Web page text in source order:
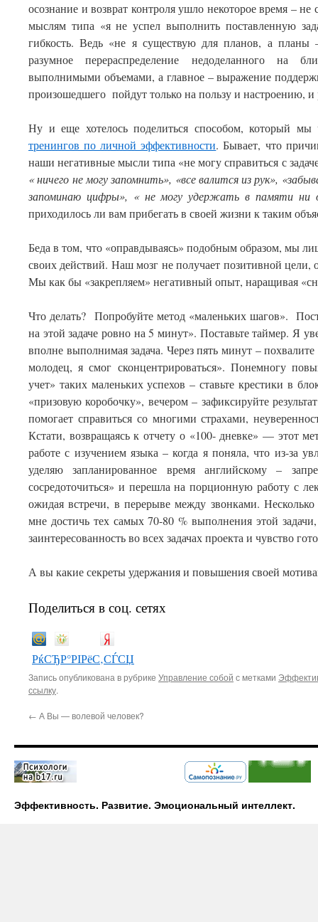
осознание и возврат контроля ушло некоторое время – не
мыслям типа «я не успел выполнить поставленную
гибкость. Ведь «не я существую для планов, а планы
разумное перераспределение недоделанного на
выполнимыми объемами, а главное – выражение
произошедшего пойдут только на пользу и настроению, и
Ну и еще хотелось поделиться способом, который мы
тренингов по личной эффективности. Бывает, что
наши негативные мысли типа «не могу справиться с
« ничего не могу запомнить», «все валится из рук»,
запоминаю цифры», « не могу удержать в памяти ни
приходилось ли вам прибегать в своей жизни к таким
Беда в том, что «оправдываясь» подобным образом, мы
своих действий. Наш мозг не получает позитивной
Мы как бы «закрепляем» негативный опыт, наращивая
Что делать? Попробуйте метод «маленьких шагов».
на этой задаче ровно на 5 минут». Поставьте таймер. Я
вполне выполнимая задача. Через пять минут –
молодец, я смог сконцентрироваться». Понемногу
учет» таких маленьких успехов – ставьте крестики в
«призовую коробочку», вечером – зафиксируйте
помогает справиться со многими страхами,
Кстати, возвращаясь к отчету о «100- дневке» — этот
работе с изучением языка – когда я поняла, что из-за
уделяю запланированное время английскому –
сосредоточиться» и перешла на порционную работу с
ожидая встречи, в перерыве между звонками.
мне достичь тех самых 70-80 % выполнения этой
заинтересованность во всех задачах проекта и чувство
А вы какие секреты удержания и повышения своей
Поделиться в соц. сетях
РќСЂР°РІРёС‚СЃСЏ
Запись опубликована в рубрике Управление собой с метками
ссылку.
← А Вы — волевой человек?
Эффективность. Развитие. Эмоциональный интеллект.